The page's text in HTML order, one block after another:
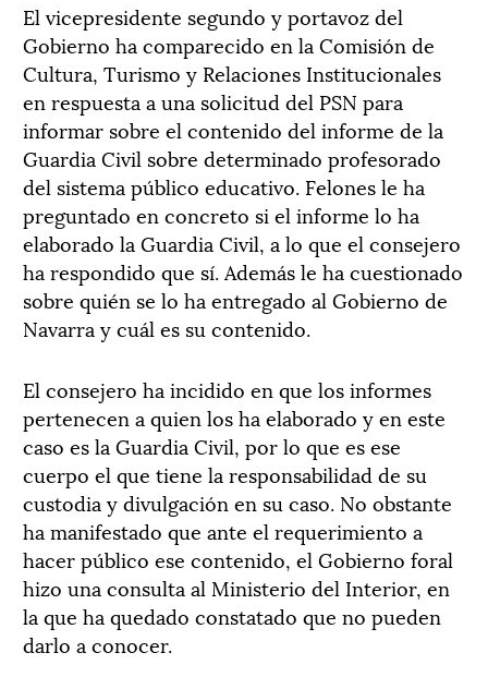
El vicepresidente segundo y portavoz del
Gobierno ha comparecido en la Comisión de
Cultura, Turismo y Relaciones Institucionales
en respuesta a una solicitud del PSN para
informar sobre el contenido del informe de la
Guardia Civil sobre determinado profesorado
del sistema público educativo. Felones le ha
preguntado en concreto si el informe lo ha
elaborado la Guardia Civil, a lo que el consejero
ha respondido que sí. Además le ha cuestionado
sobre quién se lo ha entregado al Gobierno de
Navarra y cuál es su contenido.
El consejero ha incidido en que los informes
pertenecen a quien los ha elaborado y en este
caso es la Guardia Civil, por lo que es ese
cuerpo el que tiene la responsabilidad de su
custodia y divulgación en su caso. No obstante
ha manifestado que ante el requerimiento a
hacer público ese contenido, el Gobierno foral
hizo una consulta al Ministerio del Interior, en
la que ha quedado constatado que no pueden
darlo a conocer.